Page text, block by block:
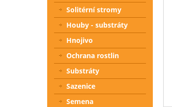
Solitérní stromy
Houby - substráty
Hnojivo
Ochrana rostlin
Substráty
Sazenice
Semena